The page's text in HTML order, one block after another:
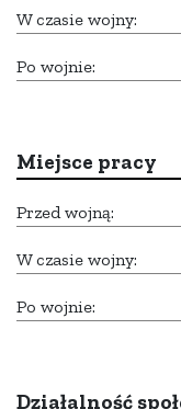
W czasie wojny:
Po wojnie:
Miejsce pracy
Przed wojną:
W czasie wojny:
Po wojnie:
Działalność